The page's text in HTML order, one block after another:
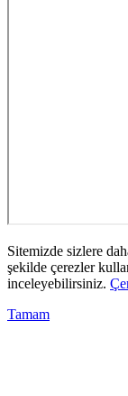
Sitemizde sizlere
şekilde çerezler
inceleyebilirsiniz.
Tamam